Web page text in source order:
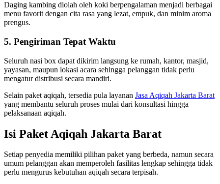
Daging kambing diolah oleh koki berpengalaman menjadi berbagai
menu favorit dengan cita rasa yang lezat, empuk, dan minim aroma
prengus.
5. Pengiriman Tepat Waktu
Seluruh nasi box dapat dikirim langsung ke rumah, kantor, masjid,
yayasan, maupun lokasi acara sehingga pelanggan tidak perlu
mengatur distribusi secara mandiri.
Selain paket aqiqah, tersedia pula layanan Jasa Aqiqah Jakarta Barat
yang membantu seluruh proses mulai dari konsultasi hingga
pelaksanaan aqiqah.
Isi Paket Aqiqah Jakarta Barat
Setiap penyedia memiliki pilihan paket yang berbeda, namun secara
umum pelanggan akan memperoleh fasilitas lengkap sehingga tidak
perlu mengurus kebutuhan aqiqah secara terpisah.